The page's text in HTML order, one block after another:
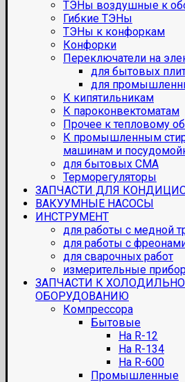
ТЭНы воздушные к
Гибкие ТЭНы
ТЭНы к конфоркам
Конфорки
Переключатели на
для бытовых
для
К кипятильникам
К пароконвектоматам
Прочее к тепловому
К промышленным
машинам и
для бытовых СМА
Терморегуляторы
ЗАПЧАСТИ ДЛЯ
ВАКУУМНЫЕ НАСОСЫ
ИНСТРУМЕНТ
для работы с медной
для работы с
для сварочных работ
измерительные
ЗАПЧАСТИ К
ОБОРУДОВАНИЮ
Компрессора
Бытовые
На R-12
На R-134
На R-600
Промышленные